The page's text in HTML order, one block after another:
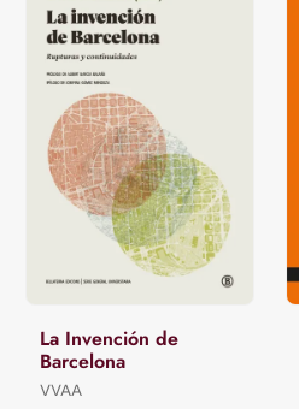
La Invención de
Barcelona
VVAA